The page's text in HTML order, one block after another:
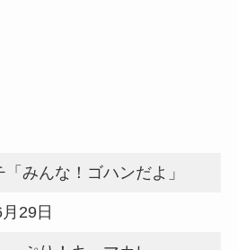
「みんな！ゴハンだよ」
29日